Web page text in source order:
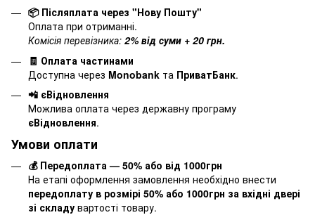
📦 Післяплата через "Нову Пошту"
Оплата при отриманні.
Комісія перевізника: 2% від суми + 20 грн.
🧾 Оплата частинами
Доступна через Monobank та ПриватБанк.
📲 єВідновлення
Можлива оплата через державну програму
єВідновлення.
Умови оплати
💰 Передоплата — 50% або від 1000грн
На етапі оформлення замовлення необхідно внести
передоплату в розмірі 50% або 1000грн за вхідні двері
зі складу вартості товару.